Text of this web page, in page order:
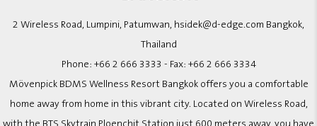
2 Wireless Road, Lumpini, Patumwan, hsidek@d-edge.com Bangkok,
Thailand
Phone: +66 2 666 3333 - Fax: +66 2 666 3334
Mövenpick BDMS Wellness Resort Bangkok offers you a comfortable
home away from home in this vibrant city. Located on Wireless Road,